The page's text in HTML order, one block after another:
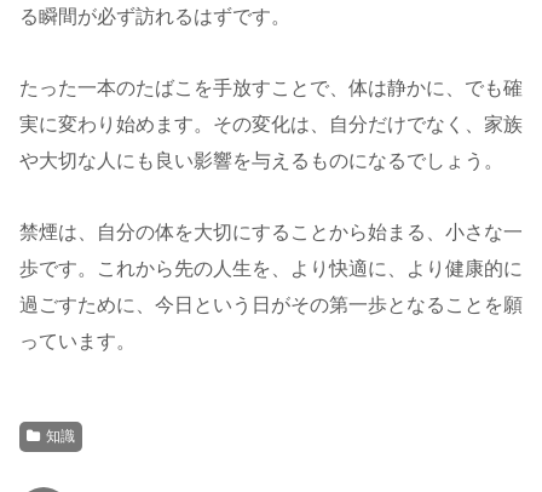
る瞬間が必ず訪れるはずです。
たった一本のたばこを手放すことで、体は静かに、でも確
実に変わり始めます。その変化は、自分だけでなく、家族
や大切な人にも良い影響を与えるものになるでしょう。
禁煙は、自分の体を大切にすることから始まる、小さな一
歩です。これから先の人生を、より快適に、より健康的に
過ごすために、今日という日がその第一歩となることを願
っています。
知識